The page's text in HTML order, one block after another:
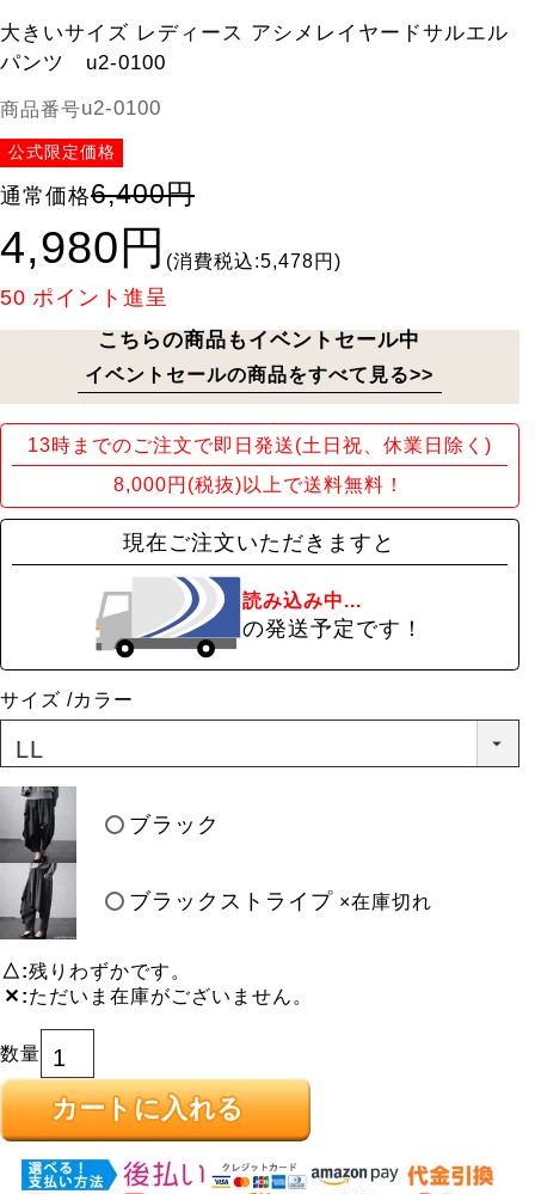
大きいサイズ レディース アシメレイヤードサルエル
パンツ u2-0100
商品番号u2-0100
公式限定価格
通常価格6,400円
4,980円 (消費税込:5,478円)
50 ポイント進呈
こちらの商品もイベントセール中
イベントセールの商品をすべて見る>>
13時までのご注文で即日発送(土日祝、休業日除く)
8,000円(税抜)以上で送料無料！
現在ご注文いただきますと
読み込み中...
の発送予定です！
サイズ カラー
ブラック
ブラックストライプ ×在庫切れ
△ 残りわずかです。
✕ ただいま在庫がございません。
カートに入れる